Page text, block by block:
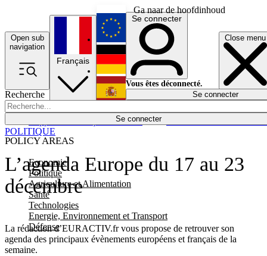
Ga naar de hoofdinhoud
Open sub
navigation
Close menu
Recherche
Se connecter
POLICY AREAS
Economie
Politique
Agriculture et Alimentation
Santé
Technologies
Energie, Environnement et Transport
Défense
Économie
Français
English
Deutsch
Español
Se connecter
Vous êtes déconnecté.
Se connecter
L’agenda Europe du 17 au 23
décembre
La rédaction d’EURACTIV.fr vous propose de retrouver son
agenda des principaux évènements européens et français de la
semaine.
POLITIQUE